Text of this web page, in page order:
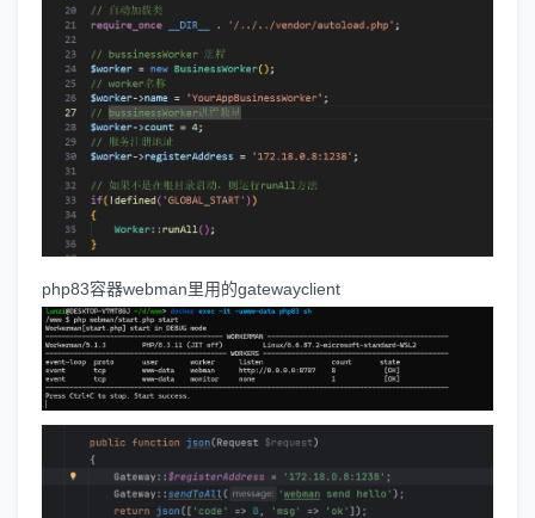
php83容器webman里用的gatewayclient